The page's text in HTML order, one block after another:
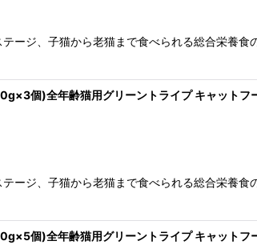
ージ、子猫から老猫まで食べられる総合栄養
個)全年齢猫用グリーントライプ キャット
ージ、子猫から老猫まで食べられる総合栄養
個)全年齢猫用グリーントライプ キャット